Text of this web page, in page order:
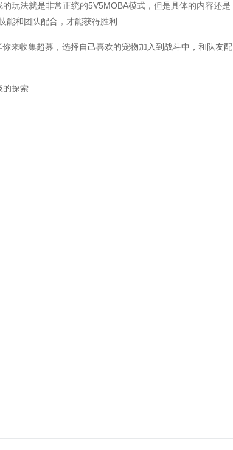
玩法就是非常正统的5V5MOBA模式，但是具体的内容还是
能和团队配合，才能获得胜利
来收集超募，选择自己喜欢的宠物加入到战斗中，和队友配
的探索